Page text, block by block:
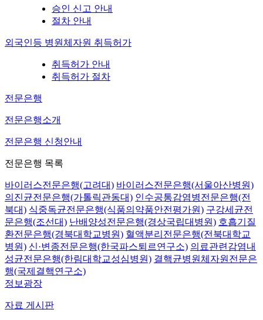
승인 신고 안내
절차 안내
외국인등 병원체자원 취득허가
취득허가 안내
취득허가 절차
전문은행
전문은행소개
전문은행 신청안내
전문은행 목록
바이러스전문은행(고려대) 바이러스전문은행(서울아산병원)
의진균전문은행(가톨릭관동대) 인수공통감염병전문은행(전
북대) 식중독균전문은행(식품의약품안전평가원) 구강세균전
문은행(조선대) 난배양성전문은행(경상국립대병원) 호흡기질
환전문은행(경북대학교병원) 혈액분리전문은행(전북대학교
병원) 신·변종전문은행(한국파스퇴르연구소) 의료관련감염내
성균전문은행(한림대학교성심병원) 결핵균병원체자원전문은
행(국제결핵연구소)
정보광장
자료 게시판